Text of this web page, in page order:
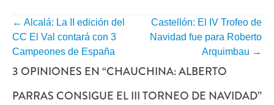
NAVEGACIÓN
POR
ENTRADA
← Alcalá: La II edición del
CC El Val contará con 3
Campeones de España
Castellón: El IV Trofeo de
Navidad fue para Roberto
Arquimbau →
3 OPINIONES EN “CHAUCHINA: ALBERTO
PARRAS CONSIGUE EL III TORNEO DE NAVIDAD”